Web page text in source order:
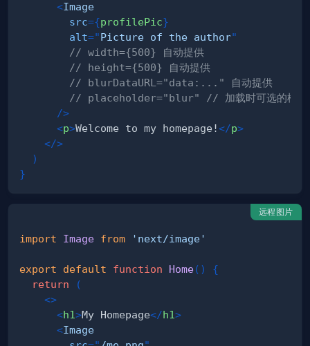
<Image
src={profilePic}
alt="Picture of the author"
// width={500} 自动提供
// height={500} 自动提供
// blurDataURL="data:..." 自动提供
// placeholder="blur" // 加载时可选的模糊
/>
<p>Welcome to my homepage!</p>
</>
)
}
远程图片
import Image from 'next/image'
export default function Home( )
{
return
(
<>
<h1>My Homepage</h1>
<Image